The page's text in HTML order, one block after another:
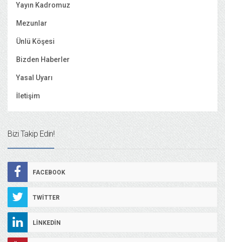
Yayın Kadromuz
Mezunlar
Ünlü Köşesi
Bizden Haberler
Yasal Uyarı
İletişim
Bizi Takip Edin!
FACEBOOK
TWITTER
LINKEDIN